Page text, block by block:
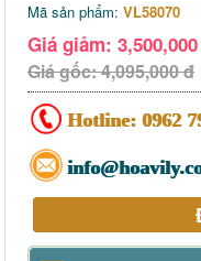
Mã sản phẩm: VL58070
Giá giảm:
Giá gốc: 4,095,000 đ
Hotline: 0962